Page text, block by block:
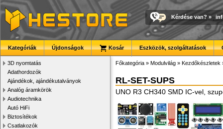
Kérdése van? »
Kategóriák Újdonságok Kosár Eszközök, szolgáltatások
3D nyomtatás
Adathordozók
Ajándékok, ajándékutalványok
Analóg áramkörök
Audiotechnika
Autó HiFi
Biztosítékok
Csatlakozók
Főkategória » Modulvilág » Kezdőkészletek
RL-SET-SUPS
UNO R3 CH340 SMD IC-vel,